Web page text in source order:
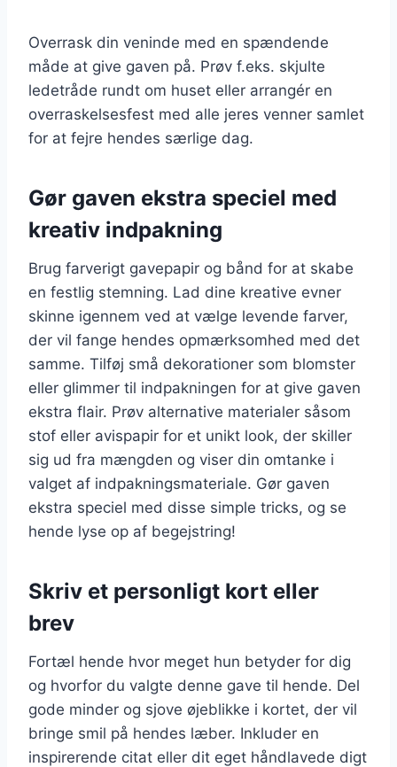
Overrask din veninde med en spændende
måde at give gaven på. Prøv f.eks. skjulte
ledetråde rundt om huset eller arrangér en
overraskelsesfest med alle jeres venner samlet
for at fejre hendes særlige dag.
Gør gaven ekstra speciel med
kreativ indpakning
Brug farverigt gavepapir og bånd for at skabe
en festlig stemning. Lad dine kreative evner
skinne igennem ved at vælge levende farver,
der vil fange hendes opmærksomhed med det
samme. Tilføj små dekorationer som blomster
eller glimmer til indpakningen for at give gaven
ekstra flair. Prøv alternative materialer såsom
stof eller avispapir for et unikt look, der skiller
sig ud fra mængden og viser din omtanke i
valget af indpakningsmateriale. Gør gaven
ekstra speciel med disse simple tricks, og se
hende lyse op af begejstring!
Skriv et personligt kort eller
brev
Fortæl hende hvor meget hun betyder for dig
og hvorfor du valgte denne gave til hende. Del
gode minder og sjove øjeblikke i kortet, der vil
bringe smil på hendes læber. Inkluder en
inspirerende citat eller dit eget håndlavede digt